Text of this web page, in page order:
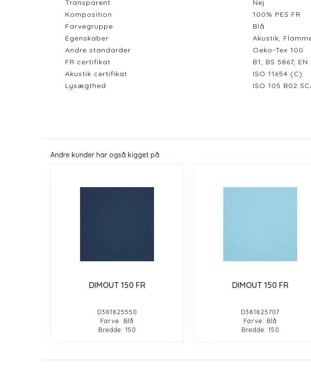
Transparent
Nej
Komposition
100% PES FR
Farvegruppe
Blå
Egenskaber
Akustik,
Andre standarder
Oeko-Tex 100
FR certifikat
B1, BS 5867, EN
Akustik certifikat
ISO 11654 (C)
Lysægthed
ISO 105 B02
Andre kunder har også kigget på
DIMOUT 150 FR
D381825550
Farve: Blå
Bredde: 150
DIMOUT 150 FR
D381825707
Farve: Blå
Bredde: 150